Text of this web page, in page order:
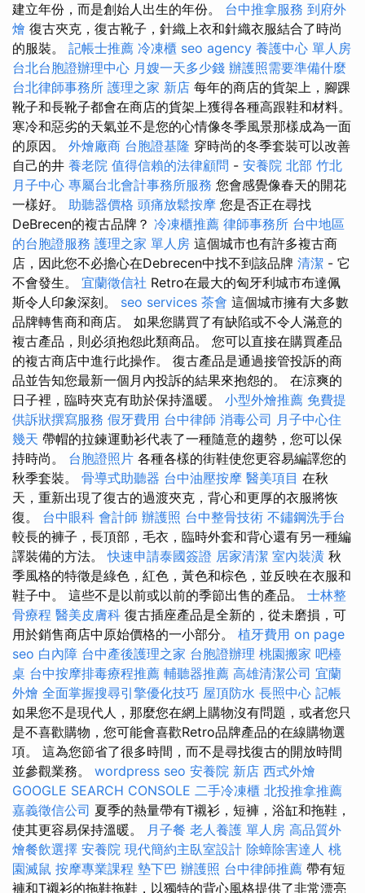
建立年份，而是創始人出生的年份。 台中推拿服務 到府外
燴 復古夾克，復古靴子，針織上衣和針織衣服結合了時尚
的服裝。 記帳士推薦 冷凍櫃 seo agency 養護中心 單人房
台北台胞證辦理中心 月嫂一天多少錢 辦護照需要準備什麼
台北律師事務所 護理之家 新店 每年的商店的貨架上，腳踝
靴子和長靴子都會在商店的貨架上獲得各種高跟鞋和材料。
寒冷和惡劣的天氣並不是您的心情像冬季風景那樣成為一面
的原因。 外燴廠商 台胞證基隆 穿時尚的冬季套裝可以改善
自己的井 養老院 值得信賴的法律顧問 - 安養院 北部 竹北
月子中心 專屬台北會計事務所服務 您會感覺像春天的開花
一樣好。 助聽器價格 頭痛放鬆按摩 您是否正在尋找
DeBrecen的複古品牌？ 冷凍櫃推薦 律師事務所 台中地區
的台胞證服務 護理之家 單人房 這個城市也有許多複古商
店，因此您不必擔心在Debrecen中找不到該品牌 清潔 - 它
不會發生。 宜蘭徵信社 Retro在最大的匈牙利城市布達佩
斯令人印象深刻。 seo services 茶會 這個城市擁有大多數
品牌轉售商和商店。 如果您購買了有缺陷或不令人滿意的
複古產品，則必須抱怨此類商品。 您可以直接在購買產品
的複古商店中進行此操作。 復古產品是通過接管投訴的商
品並告知您最新一個月內投訴的結果來抱怨的。 在涼爽的
日子裡，臨時夾克有助於保持溫暖。 小型外燴推薦 免費提
供訴狀撰寫服務 假牙費用 台中律師 消毒公司 月子中心住
幾天 帶帽的拉鍊運動衫代表了一種隨意的趨勢，您可以保
持時尚。 台胞證照片 各種各樣的街鞋使您更容易編譯您的
秋季套裝。 骨導式助聽器 台中油壓按摩 醫美項目 在秋
天，重新出現了復古的過渡夾克，背心和更厚的衣服將恢
復。 台中眼科 會計師 辦護照 台中整骨技術 不鏽鋼洗手台
較長的褲子，長頂部，毛衣，臨時外套和背心還有另一種編
譯裝備的方法。快速申請泰國簽證 居家清潔 室內裝潢 秋
季風格的特徵是綠色，紅色，黃色和棕色，並反映在衣服和
鞋子中。 這些不是以前或以前的季節出售的產品。 士林整
骨療程 醫美皮膚科 復古插座產品是全新的，從未磨損，可
用於銷售商店中原始價格的一小部分。 植牙費用 on page
seo 白內障 台中產後護理之家 台胞證辦理 桃園搬家 吧檯
桌 台中按摩排毒療程推薦 輔聽器推薦 高雄清潔公司 宜蘭
外燴 全面掌握搜尋引擎優化技巧 屋頂防水 長照中心 記帳
如果您不是現代人，那麼您在網上購物沒有問題，或者您只
是不喜歡購物，您可能會喜歡Retro品牌產品的在線購物選
項。 這為您節省了很多時間，而不是尋找復古的開放時間
並參觀業務。 wordpress seo 安養院 新店 西式外燴
GOOGLE SEARCH CONSOLE 二手冷凍櫃 北投推拿推薦
嘉義徵信公司 夏季的熱量帶有T襯衫，短褲，浴缸和拖鞋，
使其更容易保持溫暖。 月子餐 老人養護 單人房 高品質外
燴餐飲選擇 安養院 現代簡約主臥室設計 除蟑除害達人 桃
園滅鼠 按摩專業課程 墊下巴 辦護照 台中律師推薦 帶有短
褲和T襯衫的拖鞋拖鞋，以獨特的背心風格提供了非常漂亮